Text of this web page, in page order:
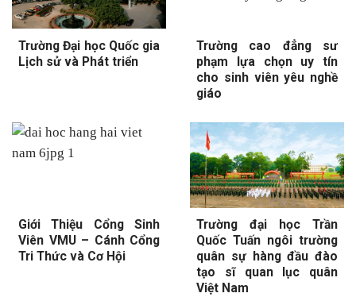
Trường Đại học Quốc gia
Lịch sử và Phát triển
Trường cao đẳng sư
phạm lựa chọn uy tín
cho sinh viên yêu nghề
giáo
Giới Thiệu Cổng Sinh
Viên VMU – Cánh Cổng
Tri Thức và Cơ Hội
Trường đại học Trần
Quốc Tuấn ngôi trường
quân sự hàng đầu đào
tạo sĩ quan lục quân
Việt Nam